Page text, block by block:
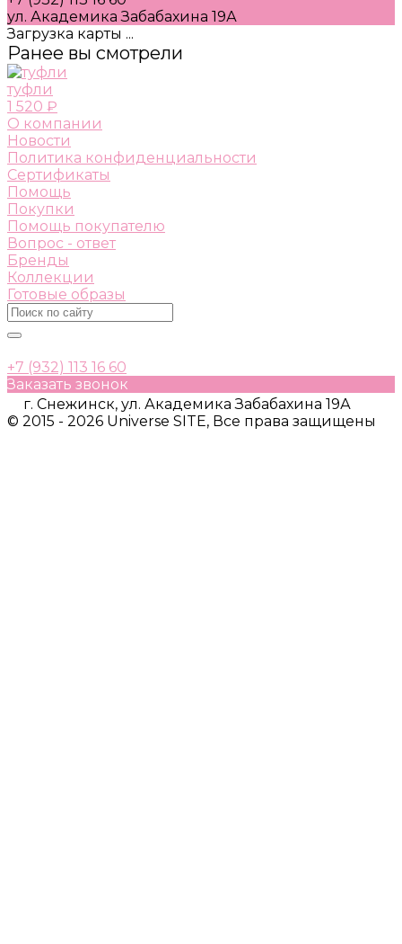
ул. Академика Забабахина 19А
Загрузка карты ...
Ранее вы смотрели
туфли
1 520 ₽
О компании
Новости
Политика конфиденциальности
Сертификаты
Помощь
Покупки
Помощь покупателю
Вопрос - ответ
Бренды
Коллекции
Готовые образы
+7 (932) 113 16 60
Заказать звонок
г. Снежинск, ул. Академика Забабахина 19А
© 2015 - 2026 Universe SITE, Все права защищены